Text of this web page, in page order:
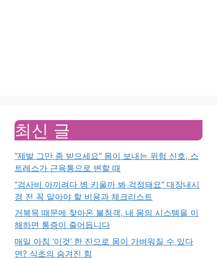
최신 글
“제발 그만 좀 받으세요” 몸이 보내는 위험 신호, 스
트레스가 근육통으로 변할 때
“검사비 아끼려다 병 키울까 봐 걱정돼요” 대장내시
경 전 꼭 알아야 할 비용과 체크리스트
거북목 때문에 찾아온 불청객, 내 몸의 시스템을 이
해하면 통증이 줄어듭니다
매일 아침 ‘이것’ 한 잔으로 몸이 가벼워질 수 있다
면? 식초의 숨겨진 힘